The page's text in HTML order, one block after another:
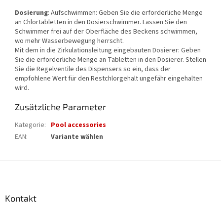
Dosierung: Aufschwimmen: Geben Sie die erforderliche Menge
an Chlortabletten in den Dosierschwimmer. Lassen Sie den
Schwimmer frei auf der Oberfläche des Beckens schwimmen,
wo mehr Wasserbewegung herrscht.
Mit dem in die Zirkulationsleitung eingebauten Dosierer: Geben
Sie die erforderliche Menge an Tabletten in den Dosierer. Stellen
Sie die Regelventile des Dispensers so ein, dass der
empfohlene Wert für den Restchlorgehalt ungefähr eingehalten
wird.
Zusätzliche Parameter
Kategorie: Pool accessories
EAN: Variante wählen
Kontakt